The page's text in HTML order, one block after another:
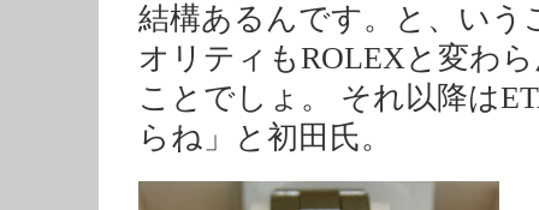
結構あるんです。と、いう
オリティもROLEXと変わ
ことでしょ。 それ以降は
らね」と初田氏。